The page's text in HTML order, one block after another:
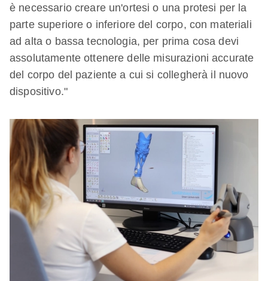
è necessario creare un'ortesi o una protesi per la
parte superiore o inferiore del corpo, con materiali
ad alta o bassa tecnologia, per prima cosa devi
assolutamente ottenere delle misurazioni accurate
del corpo del paziente a cui si collegherà il nuovo
dispositivo."